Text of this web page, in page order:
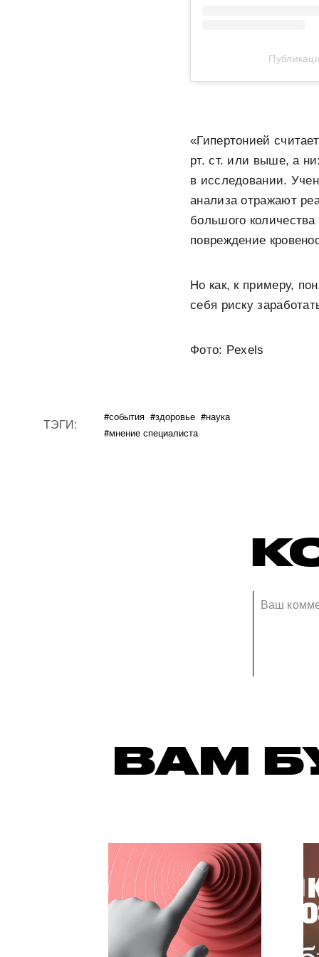
«Гипертонией
рт. ст. или выше, а
в исследовании.
анализа отражают
большого
повреждение
Но как, к примеру,
себя риску
Фото: Pexels
ТЭГИ: #события #здоровье #наука
#мнение специалиста
ВАМ